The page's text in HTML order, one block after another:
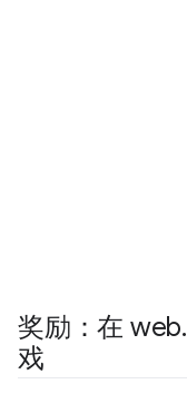
奖励：在 web.
戏